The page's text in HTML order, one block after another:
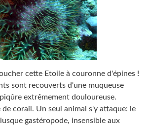
cette Etoile à couronne d'épines !
sont recouverts d'une muqueuse
extrêmement douloureuse.
de corail. Un seul animal s'y attaque: le
gastéropode, insensible aux